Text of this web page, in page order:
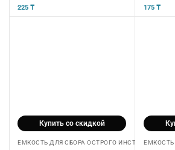
5из 5
225 ₸ 5из 5
175 ₸
Купить со скидкой
ЕМКОСТЬ ДЛЯ СБОРА ОСТРОГО ЕМКОСТЬ